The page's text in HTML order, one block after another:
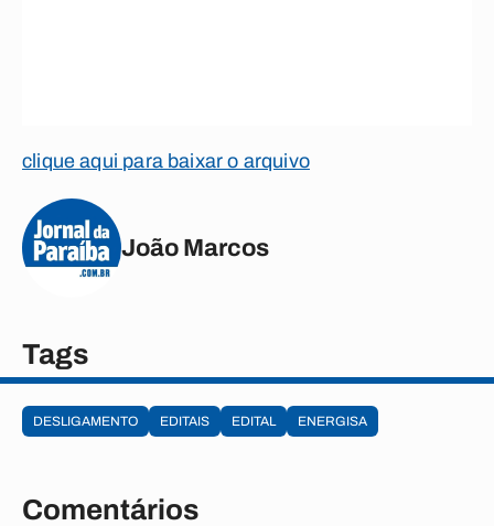
clique aqui para baixar o arquivo
João Marcos
Tags
DESLIGAMENTO EDITAIS EDITAL ENERGISA
Comentários